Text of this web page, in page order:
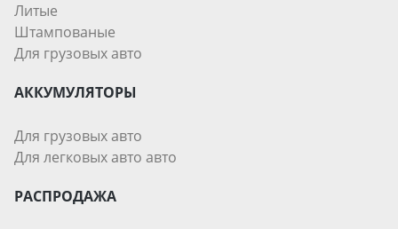
Литые
Штампованые
Для грузовых авто
АККУМУЛЯТОРЫ
Для грузовых авто
Для легковых авто авто
РАСПРОДАЖА